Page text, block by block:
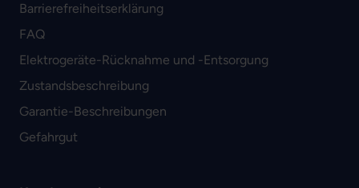
Barrierefreiheitserklärung
FAQ
Elektrogeräte-Rücknahme und -Entsorgung
Zustandsbeschreibung
Garantie-Beschreibungen
Gefahrgut